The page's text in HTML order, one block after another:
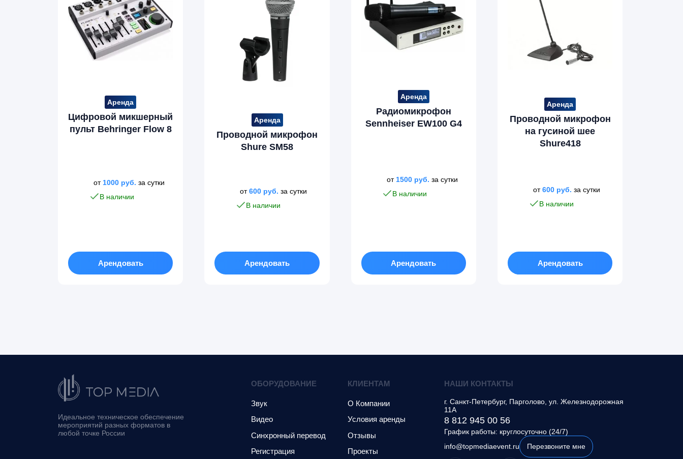
Аренда
Цифровой микшерный
пульт Behringer Flow 8
от 1000 руб. за сутки
В наличии
Арендовать
Аренда
Проводной микрофон
Shure SM58
от600 руб. за сутки
В наличии
Арендовать
Аренда
Радиомикрофон
Sennheiser EW100 G4
от1500 руб. за сутки
В наличии
Арендовать
Аренда
Проводной микрофон
на гусиной шее
Shure418
от600 руб. за сутки
В наличии
Арендовать
Идеальное техническое обеспечение
мероприятий разных форматов в
любой точке России
ОБОРУДОВАНИЕ
Звук
Видео
Синхронный перевод
Регистрация
КЛИЕНТАМ
О Компании
Условия аренды
Отзывы
Проекты
НАШИ КОНТАКТЫ
г. Санкт-Петербург, Парголово ул. Железнодорожная
11А
8 812 945 00 56
График работы: круглосуточно (24/7)
info@topmediaevent.ru
Перезвоните мне